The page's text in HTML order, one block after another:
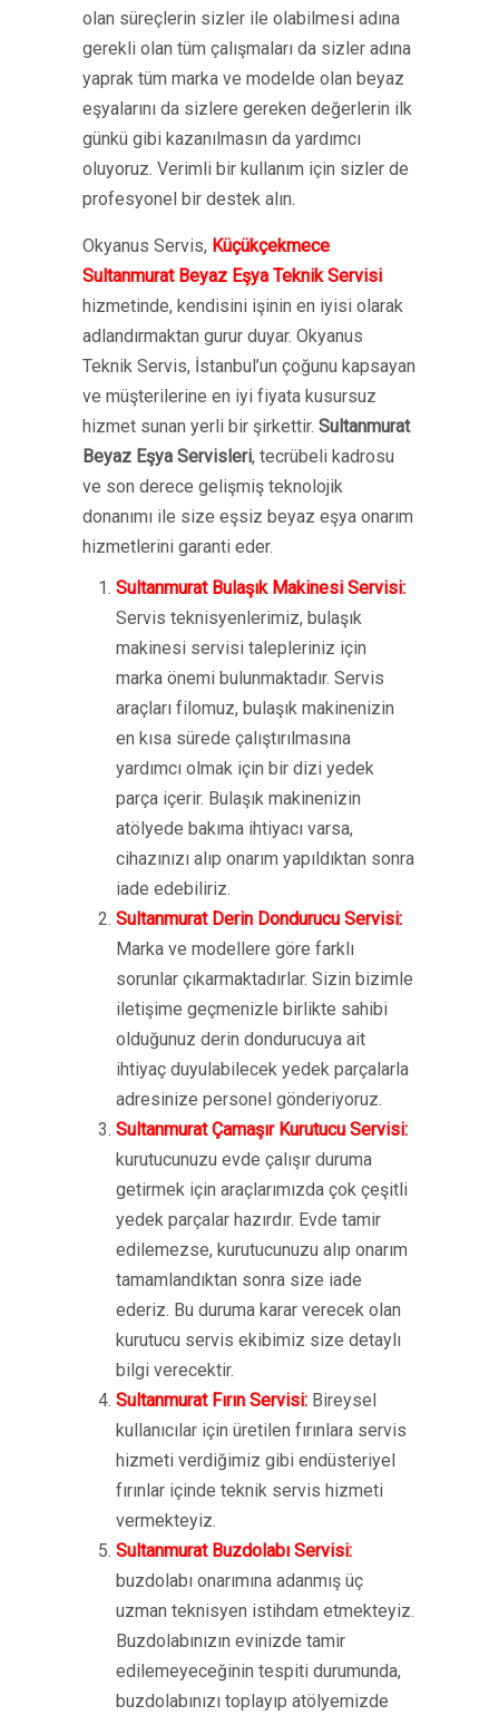
olan süreçlerin sizler ile olabilmesi adına
gerekli olan tüm çalışmaları da sizler adına
yaprak tüm marka ve modelde olan beyaz
eşyalarını da sizlere gereken değerlerin ilk
günkü gibi kazanılmasın da yardımcı
oluyoruz. Verimli bir kullanım için sizler de
profesyonel bir destek alın.
Okyanus Servis, Küçükçekmece
Sultanmurat Beyaz Eşya Teknik Servisi
hizmetinde, kendisini işinin en iyisi olarak
adlandırmaktan gurur duyar. Okyanus
Teknik Servis, İstanbul’un çoğunu kapsayan
ve müşterilerine en iyi fiyata kusursuz
hizmet sunan yerli bir şirkettir. Sultanmurat
Beyaz Eşya Servisleri, tecrübeli kadrosu
ve son derece gelişmiş teknolojik
donanımı ile size eşsiz beyaz eşya onarım
hizmetlerini garanti eder.
Sultanmurat Bulaşık Makinesi Servisi:
Servis teknisyenlerimiz, bulaşık
makinesi servisi talepleriniz için
marka önemi bulunmaktadır. Servis
araçları filomuz, bulaşık makinenizin
en kısa sürede çalıştırılmasına
yardımcı olmak için bir dizi yedek
parça içerir. Bulaşık makinenizin
atölyede bakıma ihtiyacı varsa,
cihazınızı alıp onarım yapıldıktan sonra
iade edebiliriz.
Sultanmurat Derin Dondurucu Servisi:
Marka ve modellere göre farklı
sorunlar çıkarmaktadırlar. Sizin bizimle
iletişime geçmenizle birlikte sahibi
olduğunuz derin dondurucuya ait
ihtiyaç duyulabilecek yedek parçalarla
adresinize personel gönderiyoruz.
Sultanmurat Çamaşır Kurutucu Servisi:
kurutucunuzu evde çalışır duruma
getirmek için araçlarımızda çok çeşitli
yedek parçalar hazırdır. Evde tamir
edilemezse, kurutucunuzu alıp onarım
tamamlandıktan sonra size iade
ederiz. Bu duruma karar verecek olan
kurutucu servis ekibimiz size detaylı
bilgi verecektir.
Sultanmurat Fırın Servisi: Bireysel
kullanıcılar için üretilen fırınlara servis
hizmeti verdiğimiz gibi endüsteriyel
fırınlar içinde teknik servis hizmeti
vermekteyiz.
Sultanmurat Buzdolabı Servisi:
buzdolabı onarımına adanmış üç
uzman teknisyen istihdam etmekteyiz.
Buzdolabınızın evinizde tamir
edilemeyeceğinin tespiti durumunda,
buzdolabınızı toplayıp atölyemizde